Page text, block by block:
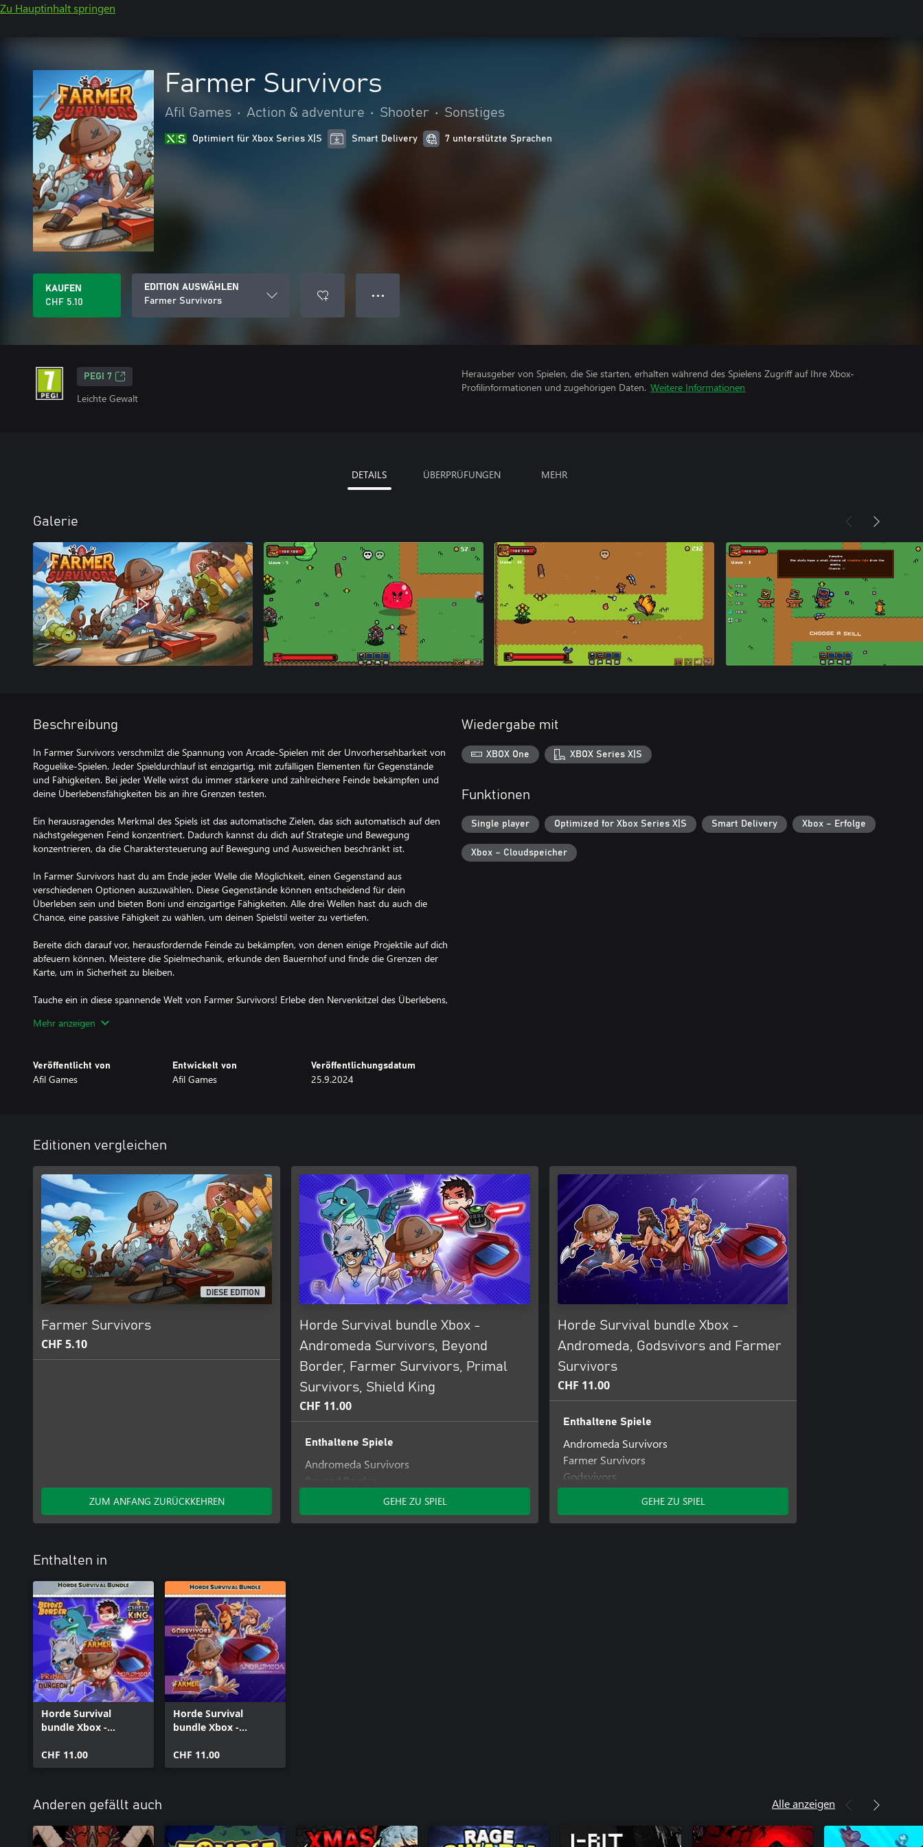
Zu Hauptinhalt springen
Farmer Survivors
Afil Games • Action & adventure • Shooter • Sonstiges
Optimiert für Xbox Series X|S Smart Delivery 7 unterstützte Sprachen
KAUFEN
CHF 5.10
EDITION AUSWÄHLEN
Farmer Survivors
● ● ●
PEGI 7
Leichte Gewalt
Herausgeber von Spielen, die Sie starten, erhalten während des Spielens Zugriff auf Ihre Xbox-
Profilinformationen und zugehörigen Daten. Weitere Informationen
DETAILS ÜBERPRÜFUNGEN MEHR
Galerie
Beschreibung
In Farmer Survivors verschmilzt die Spannung von Arcade-Spielen mit der Unvorhersehbarkeit von
Roguelike-Spielen. Jeder Spieldurchlauf ist einzigartig, mit zufälligen Elementen für Gegenstände
und Fähigkeiten. Bei jeder Welle wirst du immer stärkere und zahlreichere Feinde bekämpfen und
deine Überlebensfähigkeiten bis an ihre Grenzen testen.
Ein herausragendes Merkmal des Spiels ist das automatische Zielen, das sich automatisch auf den
nächstgelegenen Feind konzentriert. Dadurch kannst du dich auf Strategie und Bewegung
konzentrieren, da die Charaktersteuerung auf Bewegung und Ausweichen beschränkt ist.
In Farmer Survivors hast du am Ende jeder Welle die Möglichkeit, einen Gegenstand aus
verschiedenen Optionen auszuwählen. Diese Gegenstände können entscheidend für dein
Überleben sein und bieten Boni und einzigartige Fähigkeiten. Alle drei Wellen hast du auch die
Chance, eine passive Fähigkeit zu wählen, um deinen Spielstil weiter zu vertiefen.
Bereite dich darauf vor, herausfordernde Feinde zu bekämpfen, von denen einige Projektile auf dich
abfeuern können. Meistere die Spielmechanik, erkunde den Bauernhof und finde die Grenzen der
Karte, um in Sicherheit zu bleiben.
Tauche ein in diese spannende Welt von Farmer Survivors! Erlebe den Nervenkitzel des Überlebens,
Feinden zu stellen. Bist du bereit, zum Helden des Bauernhofs zu werden? Spiele Farmer Survivors
Mehr anzeigen
Veröffentlicht von
Afil Games
Entwickelt von
Afil Games
Veröffentlichungsdatum
25.9.2024
Wiedergabe mit
XBOX One XBOX Series X|S
Funktionen
Single player Optimized for Xbox Series X|S Smart Delivery Xbox – Erfolge
Xbox – Cloudspeicher
Editionen vergleichen
DIESE EDITION
Farmer Survivors
CHF 5.10
ZUM ANFANG ZURÜCKKEHREN
Horde Survival bundle Xbox -
Andromeda Survivors, Beyond
Border, Farmer Survivors, Primal
Survivors, Shield King
CHF 11.00
Enthaltene Spiele
Andromeda Survivors
Beyond Border
Farmer Survivors
Primal Survivors
GEHE ZU SPIEL
Horde Survival bundle Xbox -
Andromeda, Godsvivors and Farmer
Survivors
CHF 11.00
Enthaltene Spiele
Andromeda Survivors
Farmer Survivors
Godsvivors
GEHE ZU SPIEL
Enthalten in
Horde Survival
bundle Xbox -
Survivors, Beyond
Border, Farmer
CHF 11.00
Horde Survival
bundle Xbox -
Godsvivors and
Farmer Survivors
CHF 11.00
Anderen gefällt auch Alle anzeigen